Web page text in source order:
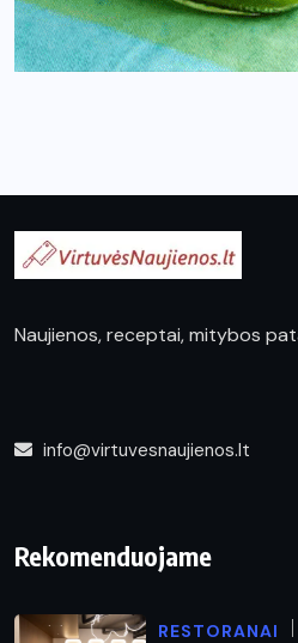
Naujienos, receptai, mitybos
info@virtuvesnaujienos.lt
Rekomenduojame
RESTORANAI